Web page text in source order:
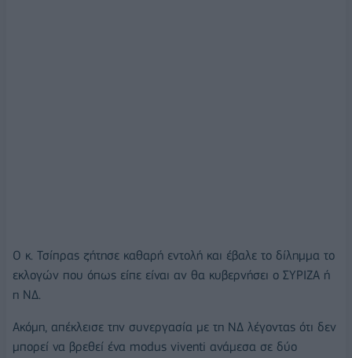
Ο κ. Τσίπρας ζήτησε καθαρή εντολή και έβαλε το δίλημμα το
εκλογών που όπως είπε είναι αν θα κυβερνήσει ο ΣΥΡΙΖΑ ή
η ΝΔ.
Ακόμη, απέκλεισε την συνεργασία με τη ΝΔ λέγοντας ότι δεν
μπορεί να βρεθεί ένα modus viventi ανάμεσα σε δύο